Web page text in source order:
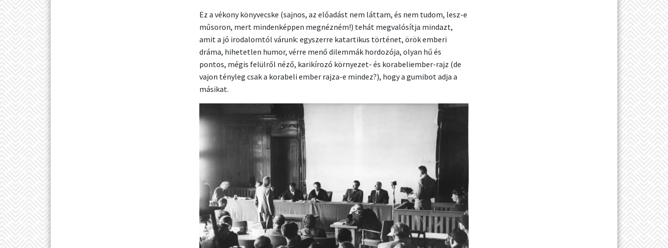
Ez a vékony könyvecske (sajnos, az előadást nem láttam, és nem tudom, lesz-e
műsoron, mert mindenképpen megnézném!) tehát megvalósítja mindazt,
amit a jó irodalomtól várunk: egyszerre katartikus történet, örök emberi
dráma, hihetetlen humor, vérre menő dilemmák hordozója, olyan hű és
pontos, mégis felülről néző, karikírozó környezet- és korabeliember-rajz (de
vajon tényleg csak a korabeli ember rajza-e mindez?), hogy a gumibot adja a
másikat.